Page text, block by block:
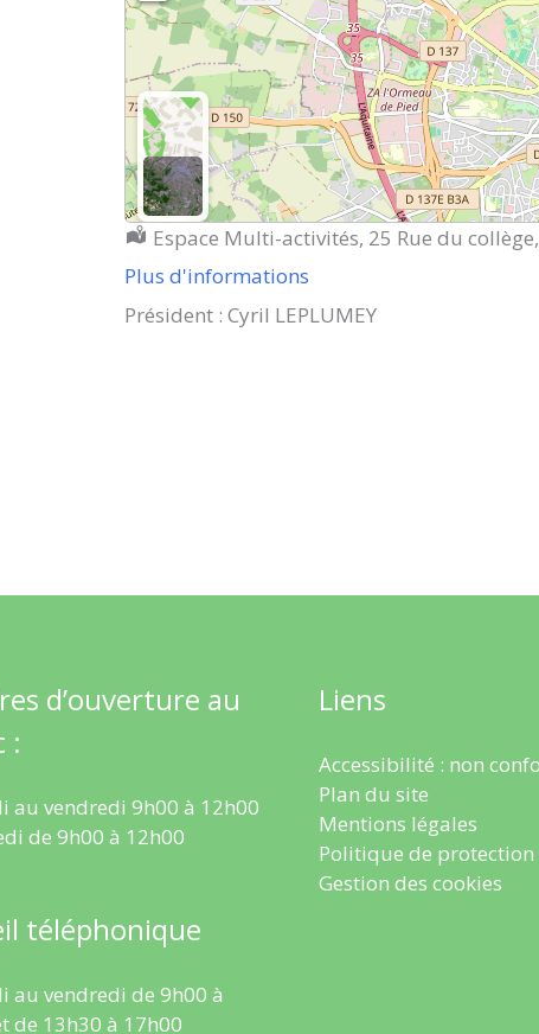
Localisation :
Espace Multi-activités, 25 Rue du
Plus d'informations
Président : Cyril LEPLUMEY
d’ouverture au
:
au vendredi 9h00 à 12h00
de 9h00 à 12h00
téléphonique
au vendredi de 9h00 à
de 13h30 à 17h00
Liens
Accessibilité : non
Plan du site
Mentions légales
Politique de protection
Gestion des cookies